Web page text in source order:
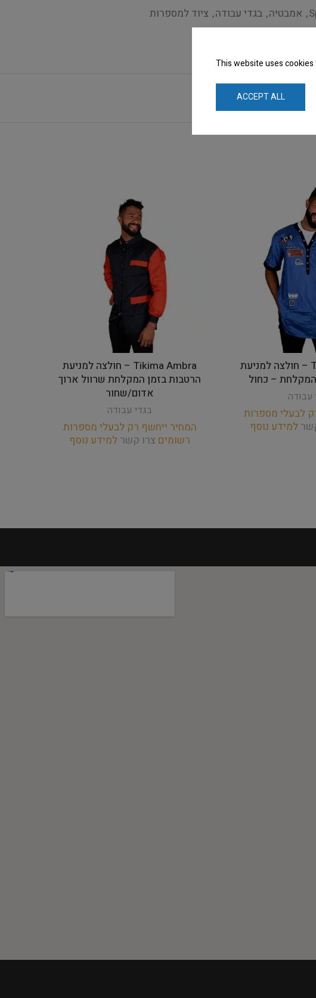
, אמבטיה, בגדי עבודה, ציוד למספרות
Tikima Figarino – חולצה למניעת
– כחול
עבודה
לבעלי מספרות
למידע נוסף
Tikima Ambra – חולצה למניעת
הרטבות בזמן המקלחת שרוול ארוך
אדום/שחור
בגדי עבודה
המחיר ייחשף רק לבעלי מספרות
רשומים צרו קשר למידע נוסף
This website uses
ACCEPT ALL